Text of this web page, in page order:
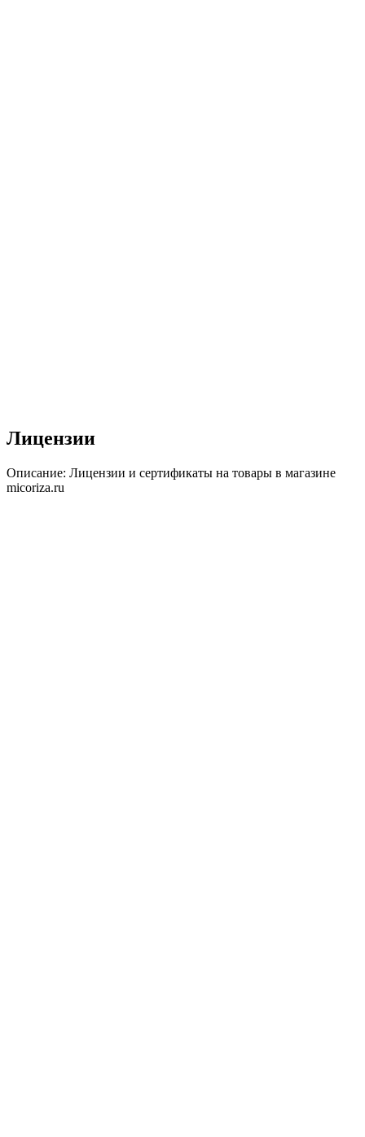
Лицензии
Описание: Лицензии и сертификаты на товары в магазине
micoriza.ru